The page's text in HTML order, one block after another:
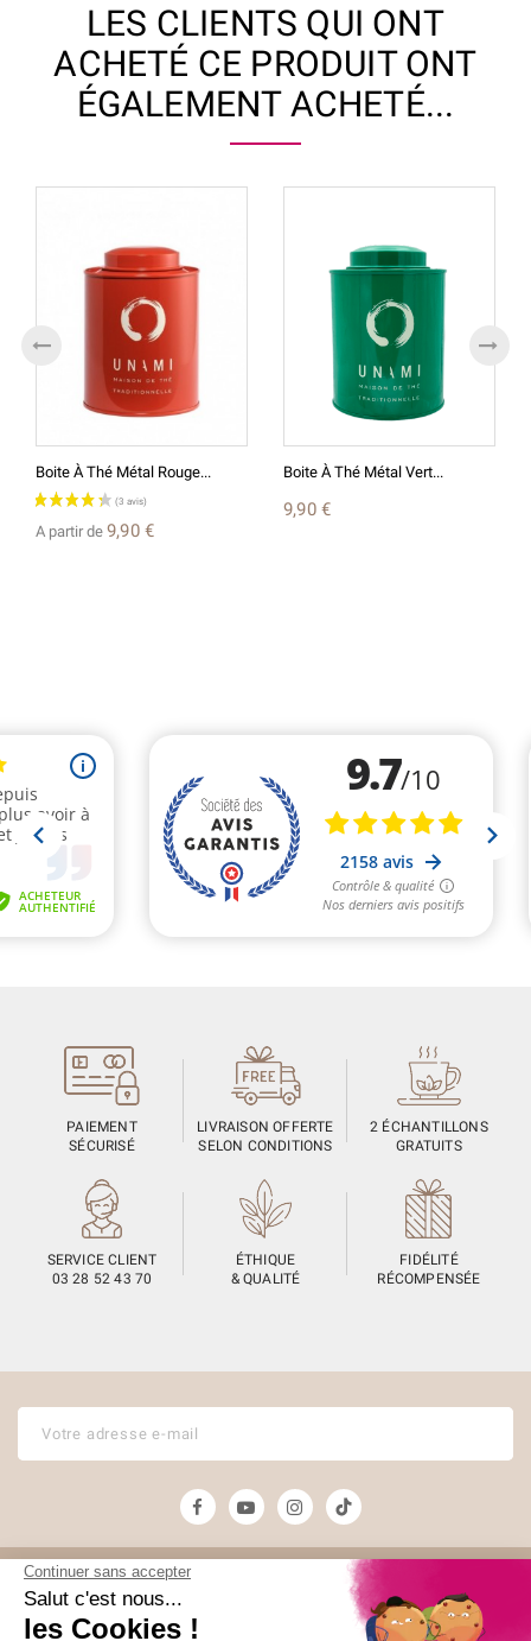
LES CLIENTS QUI ONT
ACHETÉ CE PRODUIT ONT
ÉGALEMENT ACHETÉ...
Boite À Thé Métal Rouge...
A partir de 9,90 €
Boite À Thé Métal Vert...
9,90 €
PAIEMENT
SÉCURISÉ
LIVRAISON OFFERTE
SELON CONDITIONS
2 ÉCHANTILLONS
GRATUITS
SERVICE CLIENT
03 28 52 43 70
ÉTHIQUE
& QUALITÉ
FIDÉLITÉ
RÉCOMPENSÉE
Unami Commander